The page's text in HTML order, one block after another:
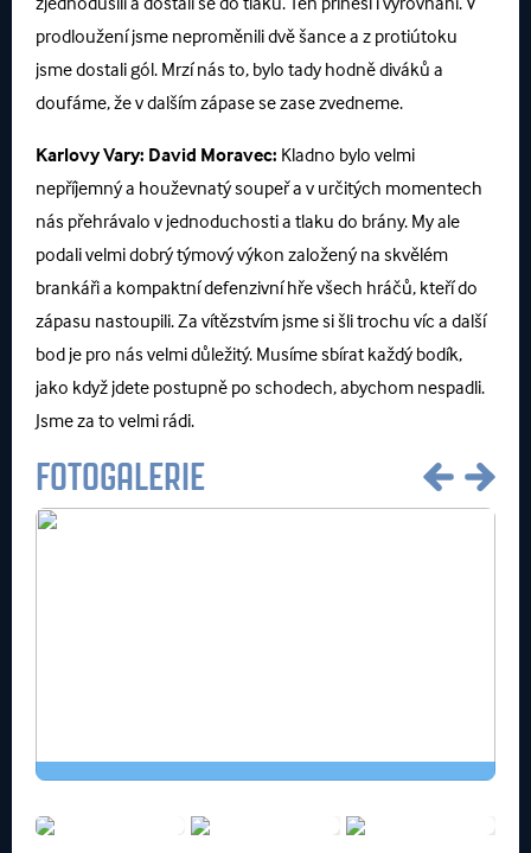
prodloužení jsme neproměnili dvě šance a z protiútoku
jsme dostali gól. Mrzí nás to, bylo tady hodně diváků a
doufáme, že v dalším zápase se zase zvedneme.
Karlovy Vary: David Moravec: Kladno bylo velmi
nepříjemný a houževnatý soupeř a v určitých momentech
nás přehrávalo v jednoduchosti a tlaku do brány. My ale
podali velmi dobrý týmový výkon založený na skvělém
brankáři a kompaktní defenzivní hře všech hráčů, kteří do
zápasu nastoupili. Za vítězstvím jsme si šli trochu víc a další
bod je pro nás velmi důležitý. Musíme sbírat každý bodík,
jako když jdete postupně po schodech, abychom nespadli.
Jsme za to velmi rádi.
FOTOGALERIE